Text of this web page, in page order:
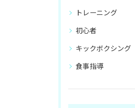
トレーニング
初心者
キックボクシング
食事指導